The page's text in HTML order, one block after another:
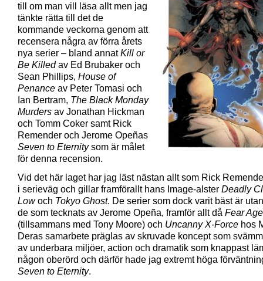
till om man vill läsa allt men jag
tänkte rätta till det de
kommande veckorna genom att
recensera några av förra årets
nya serier – bland annatKill or
Be Killedav Ed Brubaker och
Sean Phillips, House of
Penance av Peter Tomasi och
Ian Bertram, The Black Monday
Murders av Jonathan Hickman
och Tomm Coker samt Rick
Remender och Jerome Opeñas
Seven to Eternitysom är målet
för denna recension.
Vid det här laget har jag läst nästan allt som Rick
i serieväg och gillar framförallt hans Image-alster Deadly
Lowoch Tokyo Ghost. De serier som dock varit bäst är
de som tecknats av Jerome Opeña, framför allt då Fear
(tillsammans med Tony Moore) och Uncanny X-Force hos
Deras samarbete präglas av skruvade koncept som
av underbara miljöer, action och dramatik som knappast
någon oberörd och därför hade jag extremt höga
Seven to Eternity.